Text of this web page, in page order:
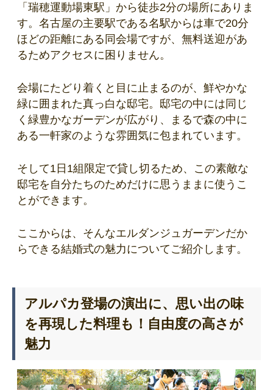
「瑞穂運動場東駅」から徒歩2分の場所にありま
す。名古屋の主要駅である名駅からは車で20分
ほどの距離にある同会場ですが、無料送迎があ
るためアクセスに困りません。
会場にたどり着くと目に止まるのが、鮮やかな
緑に囲まれた真っ白な邸宅。邸宅の中には同じ
く緑豊かなガーデンが広がり、まるで森の中に
ある一軒家のような雰囲気に包まれています。
そして1日1組限定で貸し切るため、この素敵な
邸宅を自分たちのためだけに思うままに使うこ
とができます。
ここからは、そんなエルダンジュガーデンだか
らできる結婚式の魅力についてご紹介します。
アルパカ登場の演出に、思い出の味
を再現した料理も！自由度の高さが
魅力